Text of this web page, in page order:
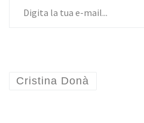
Cristina Donà